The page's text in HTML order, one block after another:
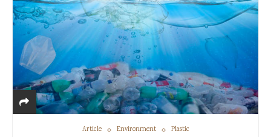
Article Environment Plastic